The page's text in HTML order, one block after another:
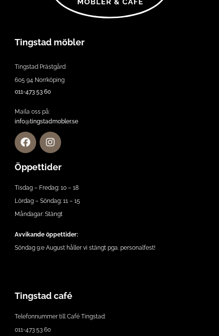
Tingstad möbler
Tingstad Prästgård
605 94 Norrköping
011-473 53 60
Maila oss på:
info@tingstadmobler.se
Öppettider
Tisdag – Fredag: 10 – 18
Lördag – Söndag: 11 – 15
Måndagar: Stängt
Avvikande öppettider:
Söndag 9:e August håller vi stängt pga. personalfest!
Tingstad café
Telefonnummer till Café Tingstad:
011-473 53 60